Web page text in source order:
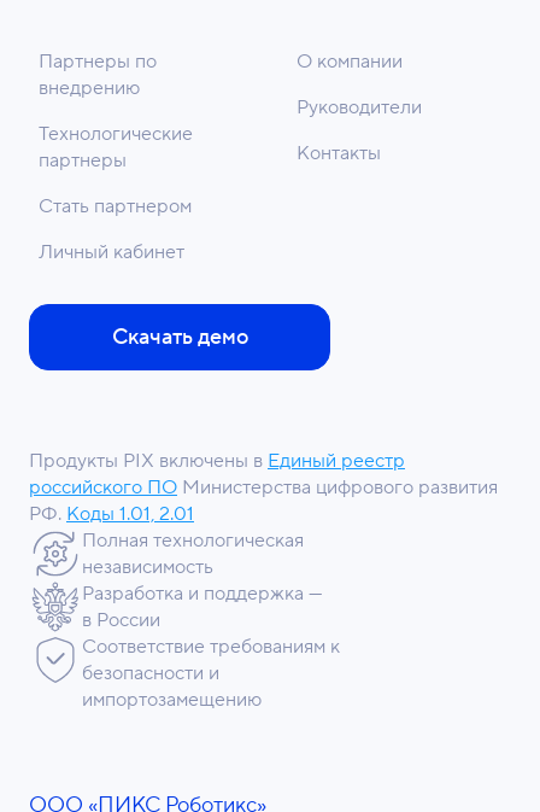
ООО «ПИКС Роботикс»
Скачать демо
Партнеры по
внедрению
Технологические
партнеры
Стать партнером
Личный кабинет
О компании
Руководители
Контакты
Продукты PIX включены в Единый реестр
российского ПО Министерства цифрового развития
РФ. Коды 1.01, 2.01
Полная технологическая
независимость
Разработка и поддержка —
в России
Соответствие требованиям к
безопасности и
импортозамещению